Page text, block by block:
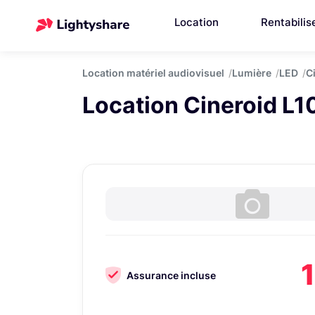
Location
Location matériel audiovisuel Lumière LED
Location Cineroid
Assurance incluse